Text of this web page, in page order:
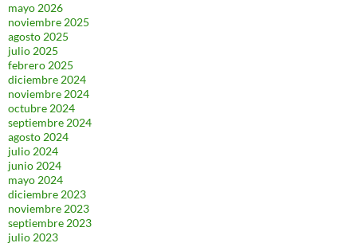
mayo 2026
noviembre 2025
agosto 2025
julio 2025
febrero 2025
diciembre 2024
noviembre 2024
octubre 2024
septiembre 2024
agosto 2024
julio 2024
junio 2024
mayo 2024
diciembre 2023
noviembre 2023
septiembre 2023
julio 2023